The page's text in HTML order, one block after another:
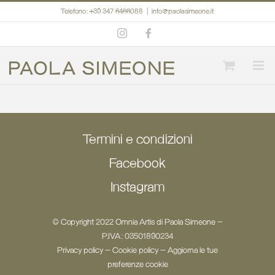
al
Telefono: +39 347 6466088 info@paolasimeone.it
Instagram
© Copyright 2022 Omnia Artis di Paola Simeone -
P.IVA: 03501890234
Privacy policy - Cookie policy - Aggiorna le tue
preferenze cookie
Termini e condizioni
Facebook
Instagram